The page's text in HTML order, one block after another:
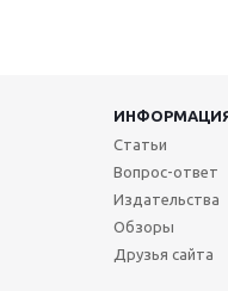
Статьи
Вопрос-ответ
Издательства
Обзоры
Друзья сайта